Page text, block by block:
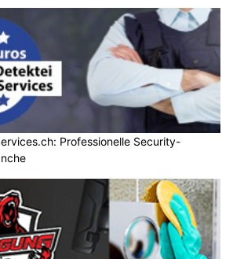
Professionelle Security-